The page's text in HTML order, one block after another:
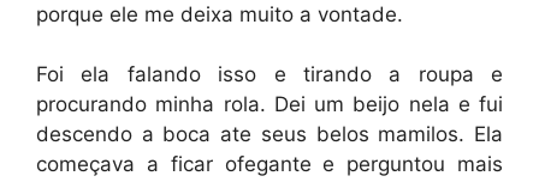
porque ele me deixa muito a vontade.
Foi ela falando isso e tirando a roupa e
procurando minha rola. Dei um beijo nela e fui
descendo a boca ate seus belos mamilos. Ela
começava a ficar ofegante e perguntou mais